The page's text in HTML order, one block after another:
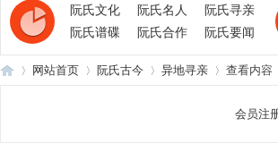
阮氏文化 阮氏名人
阮氏寻亲
阮氏谱碟
阮氏合作 阮氏要闻
网站首页 阮氏古今 异地寻亲 查看内容
会员注